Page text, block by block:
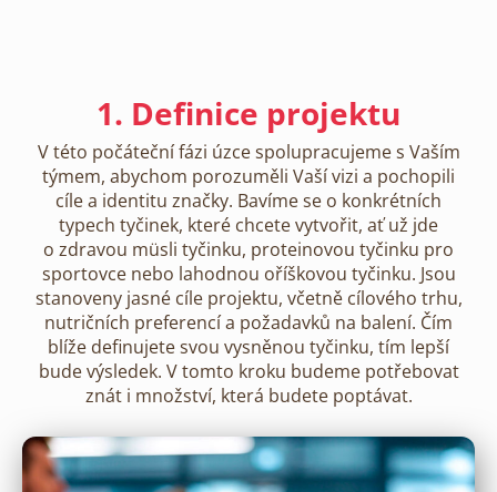
1. Definice projektu
V této počáteční fázi úzce spolupracujeme s Vaším
týmem, abychom porozuměli Vaší vizi a pochopili
cíle a identitu značky. Bavíme se o konkrétních
typech tyčinek, které chcete vytvořit, ať už jde
o zdravou müsli tyčinku, proteinovou tyčinku pro
sportovce nebo lahodnou oříškovou tyčinku. Jsou
stanoveny jasné cíle projektu, včetně cílového trhu,
nutričních preferencí a požadavků na balení. Čím
blíže definujete svou vysněnou tyčinku, tím lepší
bude výsledek. V tomto kroku budeme potřebovat
znát i množství, která budete poptávat.